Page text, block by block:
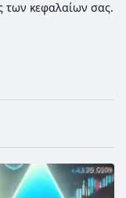
των κεφαλαίων σας.